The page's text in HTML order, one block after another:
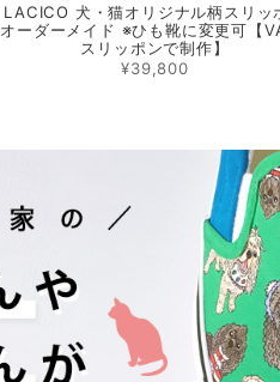
LACICO 犬・猫オリジナル柄スリッ
オーダーメイド ※ひも靴に変更可【
スリッポンで制作】
¥39,800